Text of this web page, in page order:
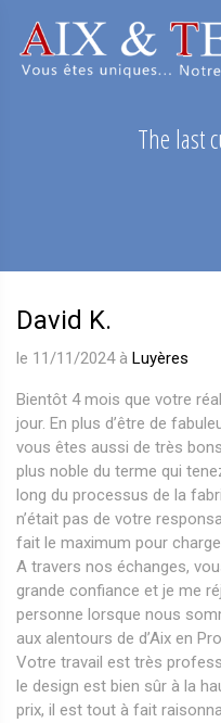
The last
David K.
le 11/11/2024 à Luyères
Bientôt 4 mois que votre
jour. En plus d’être de
vous êtes aussi de très
plus noble du terme qui
long du processus de la
n’était pas de votre
fait le maximum pour
A travers nos échanges,
grande confiance et je me
personne lorsque nous
aux alentours de d’Aix en
Votre travail est très
le design est bien sûr à la
prix, il est tout à fait